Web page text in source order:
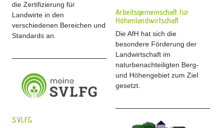
die Zertifizierung für
Landwirte in den
verschiedenen Bereichen und
Standards an.
Arbeitsgemeinschaft für
Höhenlandwirtschaft
Die AfH hat sich die
besondere Förderung der
Landwirtschaft im
naturbenachteiligten Berg-
und Höhengebiet zum Ziel
gesetzt.
SVLFG